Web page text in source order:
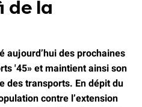
de la
aujourd’hui des prochaines
'45» et maintient ainsi son
des transports. En dépit du
contre l’extension